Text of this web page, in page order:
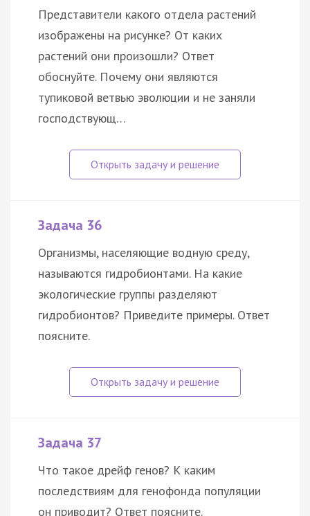
Представители какого отдела растений
изображены на рисунке? От каких
растений они произошли? Ответ
обоснуйте. Почему они являются
тупиковой ветвью эволюции и не заняли
господствующ…
Задача 36
Организмы, населяющие водную среду,
называются гидробионтами. На какие
экологические группы разделяют
гидробионтов? Приведите примеры. Ответ
поясните.
Задача 37
Что такое дрейф генов? К каким
последствиям для генофонда популяции
он приводит? Ответ поясните.